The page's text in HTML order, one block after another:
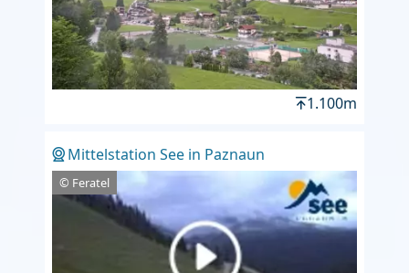
1.100m
Mittelstation See in Paznaun
© Feratel